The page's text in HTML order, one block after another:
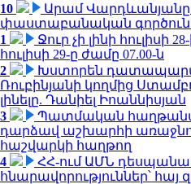
10
Արամ Վարդևանյանը
փաստաբանական
1
Ջուր չի լինի հուլիսի
հուլիսի 29-ը ժամը 07.00-ն
2
Խստորեն
Ռուբինյանի կողմից
լինելը. Դանիել Իոաննիսյան
3
Պատմական
դարձավ աշխարհի
հաշվարկի հաղթող
4
ՀՀ-ում ԱՄՆ
հնարավորություններ՝